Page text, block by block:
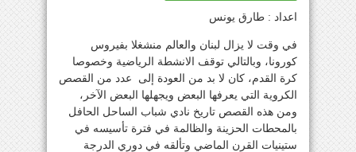
اعداد : طارق يونس
في وقت لا يزال لبنان والعالم منشغلا بفيروس
كورونا، وبالتالي توقف الانشطة الرياضية وخصوصا
كرة القدم، كان لا بد من العودة إلى عدد من القصص
الكروية التي يعرفها البعض ويجهلها البعض الآخر،
ومن هذه القصص تاريخ نادي شباب الساحل الحافل
بالمحطات الحزينة والظالمة في فترة تأسيسه في
ستينيات القرن الماضي وتألقه في دوري الدرجة